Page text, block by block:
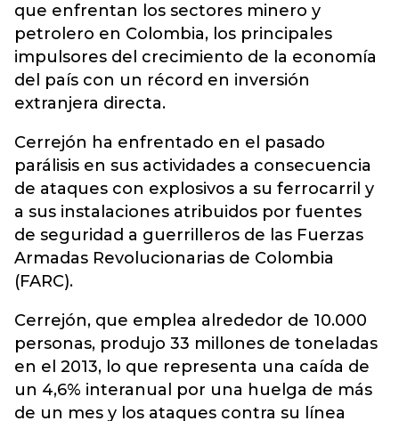
que enfrentan los sectores minero y
petrolero en Colombia, los principales
impulsores del crecimiento de la economía
del país con un récord en inversión
extranjera directa.
Cerrejón ha enfrentado en el pasado
parálisis en sus actividades a consecuencia
de ataques con explosivos a su ferrocarril y
a sus instalaciones atribuidos por fuentes
de seguridad a guerrilleros de las Fuerzas
Armadas Revolucionarias de Colombia
(FARC).
Cerrejón, que emplea alrededor de 10.000
personas, produjo 33 millones de toneladas
en el 2013, lo que representa una caída de
un 4,6% interanual por una huelga de más
de un mes y los ataques contra su línea